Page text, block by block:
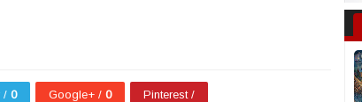
/ 0 Google+ / 0 Pinterest /